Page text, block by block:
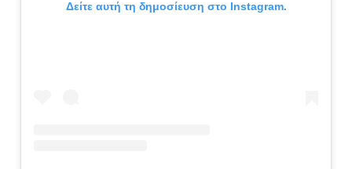
Δείτε αυτή τη δημοσίευση στο Instagram.